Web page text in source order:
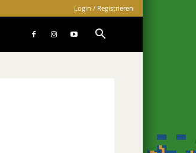
Login / Registrieren